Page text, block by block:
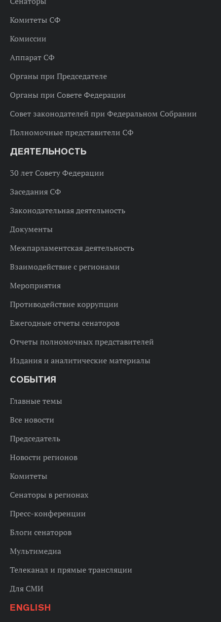
Комитеты СФ
Комиссии
Аппарат СФ
Органы при Председателе
Органы при Совете Федерации
Совет законодателей при Федеральном Собрании
Полномочные представители СФ
ДЕЯТЕЛЬНОСТЬ
30 лет Совету Федерации
Заседания СФ
Законодательная деятельность
Документы
Межпарламентская деятельность
Взаимодействие с регионами
Мероприятия
Противодействие коррупции
Ежегодные отчеты сенаторов
Отчеты полномочных представителей
Издания и аналитические материалы
СОБЫТИЯ
Главные темы
Все новости
Председатель
Новости регионов
Комитеты
Сенаторы в регионах
Пресс-конференции
Блоги сенаторов
Мультимедиа
Телеканал и прямые трансляции
Для СМИ
ENGLISH